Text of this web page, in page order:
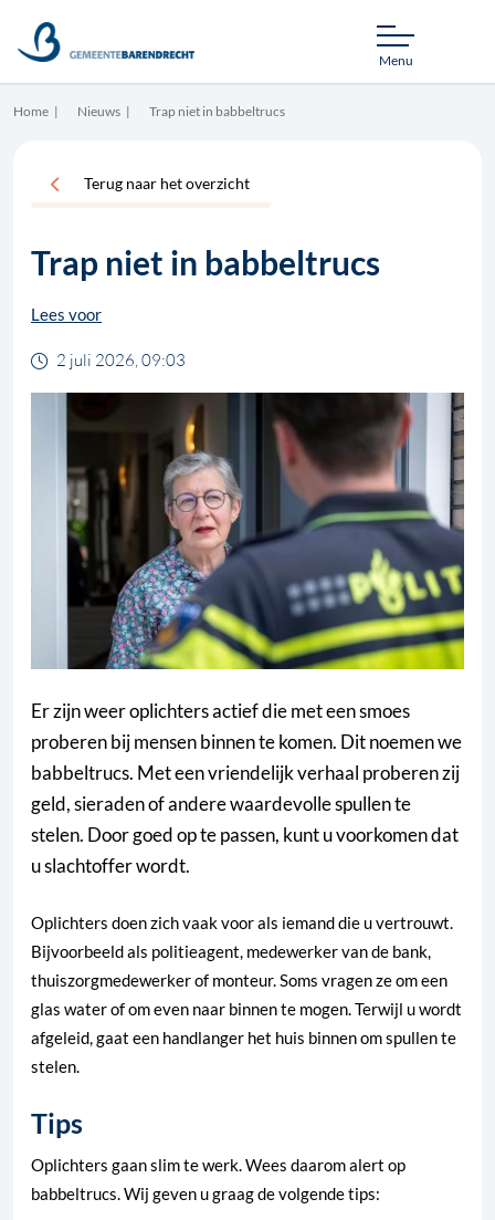
Menu
Home Nieuws Trap niet in babbeltrucs
Terug naar het overzicht
Trap niet in babbeltrucs
Lees voor
2 juli 2026, 09:03
Er zijn weer oplichters actief die met een smoes
proberen bij mensen binnen te komen. Dit noemen we
babbeltrucs. Met een vriendelijk verhaal proberen zij
geld, sieraden of andere waardevolle spullen te
stelen. Door goed op te passen, kunt u voorkomen dat
u slachtoffer wordt.
Oplichters doen zich vaak voor als iemand die u vertrouwt.
Bijvoorbeeld als politieagent, medewerker van de bank,
thuiszorgmedewerker of monteur. Soms vragen ze om een
glas water of om even naar binnen te mogen. Terwijl u wordt
afgeleid, gaat een handlanger het huis binnen om spullen te
stelen.
Tips
Oplichters gaan slim te werk. Wees daarom alert op
babbeltrucs. Wij geven u graag de volgende tips: